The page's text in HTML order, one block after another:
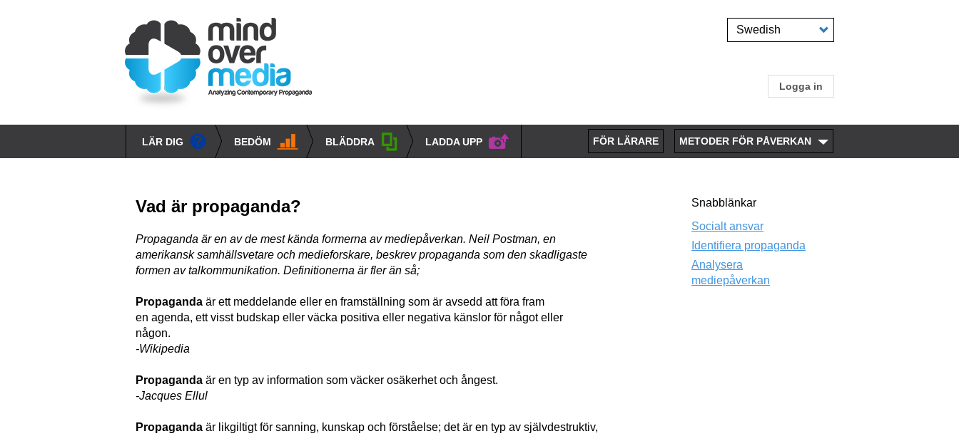
Select
User
account
menu
Logga in
Main
LADDA UPP
BLÄDDRA
BEDÖM
LÄR DIG
propaganda
FÖR LÄRARE METODER FÖR PÅVERKAN
Vad är propaganda?
Propaganda är en av de mest kända formerna av mediepåverkan. Neil Postman, en
amerikansk samhällsvetare och medieforskare, beskrev propaganda som den skadligaste
formen av talkommunikation. Definitionerna är fler än så;
Propaganda är ett meddelande eller en framställning som är avsedd att föra fram
en agenda, ett visst budskap eller väcka positiva eller negativa känslor för något eller
någon.
-Wikipedia
Propaganda är en typ av information som väcker osäkerhet och ångest.
-Jacques Ellul
Propaganda är likgiltigt för sanning, kunskap och förståelse; det är en typ av självdestruktiv,
Snabblänkar
Socialt ansvar
Identifiera propaganda
Analysera
mediepåverkan